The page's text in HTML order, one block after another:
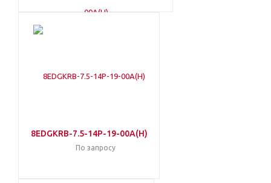
8EDGKRB-7.5-14P-19-00A(H)
По запросу